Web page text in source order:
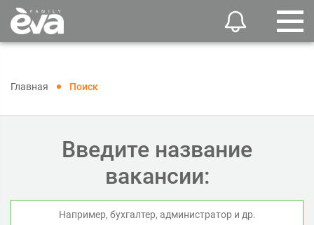
Главная Поиск
Введите название
вакансии: